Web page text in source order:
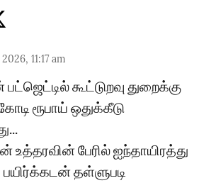
11:17 am
கூட்டுறவு துறைக்கு
ரூபாய் ஒதுக்கீடு
உத்தரவின் பேரில் ஐந்தாயிரத்து
பயிர்க்கடன் தள்ளுபடி